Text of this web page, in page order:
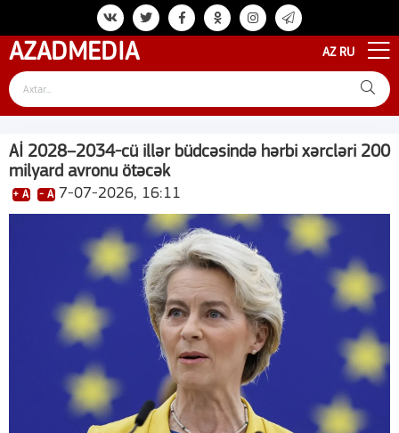
AZADMEDIA AZ RU
Aİ 2028–2034-cü illər büdcəsində hərbi xərcləri 200
milyard avronu ötəcək
+ A - A 7-07-2026, 16:11